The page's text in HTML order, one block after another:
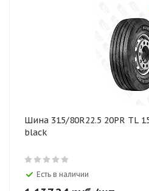
Шина 315/80R22.5 20PR TL
black
Есть в наличии